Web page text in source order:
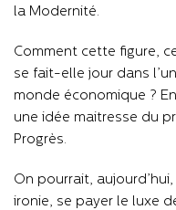
la Modernité.
Comment cette figure,
se fait-elle jour dans
monde économique ?
une idée maitresse du
Progrès.
On pourrait,
ironie, se payer le luxe